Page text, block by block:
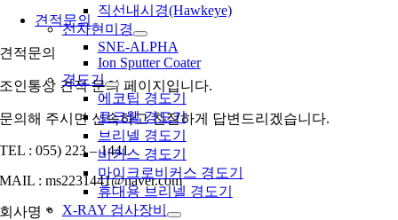
직선내시경(Hawkeye)
전자현미경
SNE-ALPHA
Ion Sputter Coater
경도기
에코팁 경도기
로크웰 경도기
브리넬 경도기
비커스 경도기
마이크로비커스 경도기
휴대용 브리넬 경도기
X-RAY 검사장비
견적문의
견적문의
조인통상 견적 문의 페이지입니다.
문의해 주시면 신속하고 친절하게 답변드리겠습니다.
TEL : 055) 223 – 1441
MAIL : ms2231441@naver.com
회사명 *